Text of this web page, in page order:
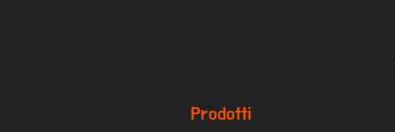
Prodotti